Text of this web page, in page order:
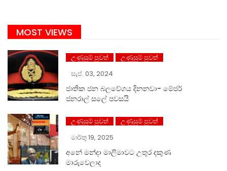
MOST VIEWS
උණුසුම් පුවත්
උණුසුම් පුවත්
සැප්. 03, 2024
ජාතික ජන බලවේගය දිනනවා- මේජර්
ජනරාල් සලේ පවසයි
උණුසුම් පුවත්
උණුසුම් පුවත්
මාර්තු 19, 2025
අනේ මන්දා මාලිමාවට උතුර දකුණ
මාරුවෙලාද